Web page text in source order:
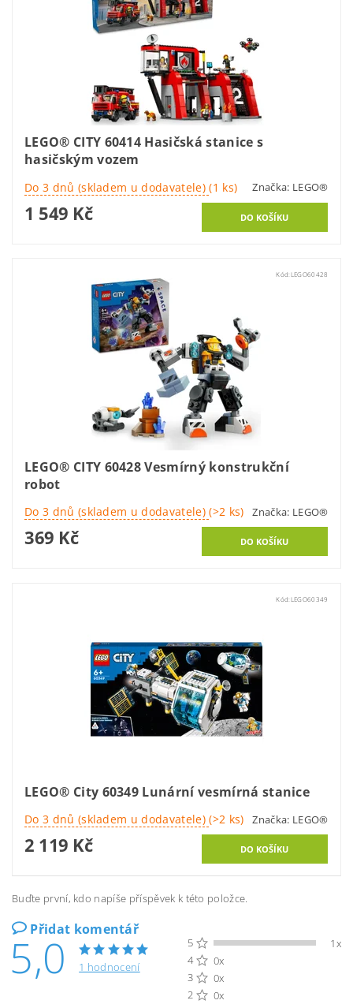
LEGO® CITY 60414 Hasičská stanice s
hasičským vozem
Do 3 dnů (skladem u dodavatele)(1 ks) Značka: LEGO®
1 549 Kč
Kód: LEGO60428
LEGO® CITY 60428 Vesmírný konstrukční
robot
Do 3 dnů (skladem u dodavatele)(>2 ks) Značka: LEGO®
369 Kč
Kód: LEGO60349
LEGO® City 60349 Lunární vesmírná stanice
Do 3 dnů (skladem u dodavatele)(>2 ks) Značka: LEGO®
2 119 Kč
Buďte první, kdo napíše příspěvek k této položce.
Přidat komentář
5,0 1 hodnocení
5
1x
4
0x
3
0x
2
0x